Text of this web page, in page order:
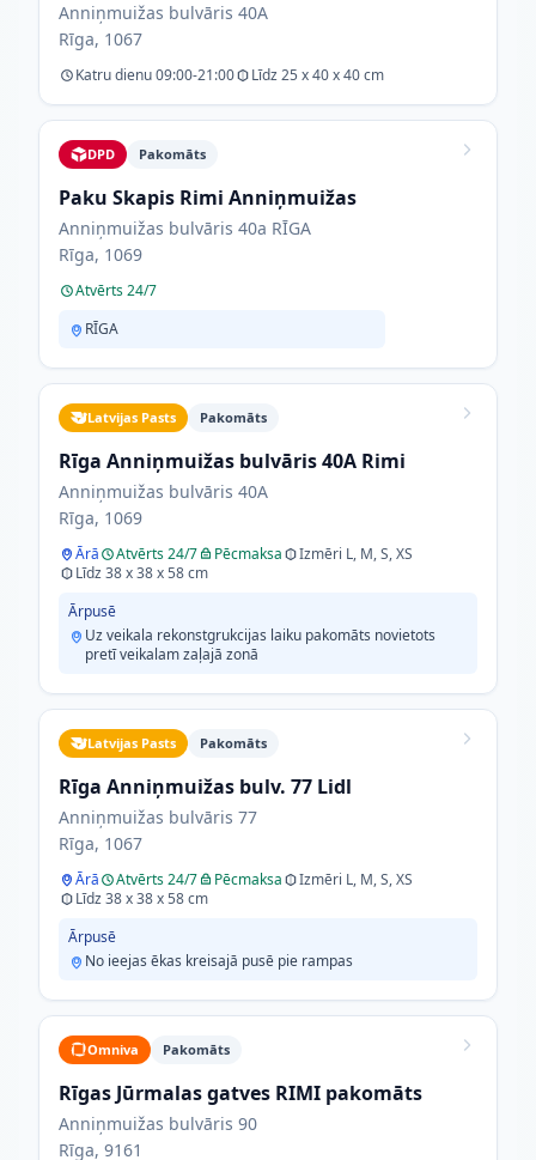
Anniņmuižas bulvāris 40A
Rīga, 1067
Katru dienu 09:00-21:00 Līdz 25 x 40 x 40 cm
DPD Pakomāts
Paku Skapis Rimi Anniņmuižas
Anniņmuižas bulvāris 40a RĪGA
Rīga, 1069
Atvērts 24/7
RĪGA
Latvijas Pasts Pakomāts
Rīga Anniņmuižas bulvāris 40A Rimi
Anniņmuižas bulvāris 40A
Rīga, 1069
Ārā Atvērts 24/7 Pēcmaksa
Izmēri L, M, S, XS
Līdz 38 x 38 x 58 cm
Ārpusē
Uz veikala rekonstgrukcijas laiku pakomāts novietots
pretī veikalam zaļajā zonā
Latvijas Pasts Pakomāts
Rīga Anniņmuižas bulv. 77 Lidl
Anniņmuižas bulvāris 77
Rīga, 1067
Ārā Atvērts 24/7 Pēcmaksa
Izmēri L, M, S, XS
Līdz 38 x 38 x 58 cm
Ārpusē
No ieejas ēkas kreisajā pusē pie rampas
Omniva Pakomāts
Rīgas Jūrmalas gatves RIMI pakomāts
Anniņmuižas bulvāris 90
Rīga, 9161